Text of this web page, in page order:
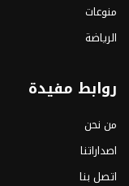
منوعات
الرياضة
روابط مفيدة
من نحن
اصداراتنا
اتصل بنا